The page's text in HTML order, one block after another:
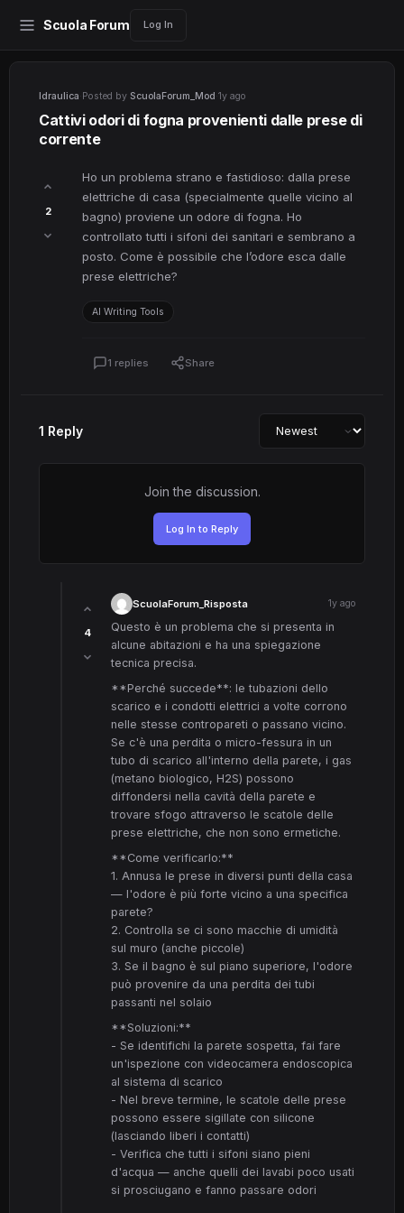
Scuola Forum Log In
Idraulica Posted by ScuolaForum_Mod 1y ago
Cattivi odori di fogna provenienti dalle prese di
corrente
2
Ho un problema strano e fastidioso: dalla prese
elettriche di casa (specialmente quelle vicino al
bagno) proviene un odore di fogna. Ho
controllato tutti i sifoni dei sanitari e sembrano a
posto. Come è possibile che l’odore esca dalle
prese elettriche?
AI Writing Tools
1 replies Share
1 Reply
Join the discussion.
Log In to Reply
4
ScuolaForum_Risposta 1y ago
Questo è un problema che si presenta in
alcune abitazioni e ha una spiegazione
tecnica precisa.
**Perché succede**: le tubazioni dello
scarico e i condotti elettrici a volte corrono
nelle stesse contropareti o passano vicino.
Se c'è una perdita o micro-fessura in un
tubo di scarico all'interno della parete, i gas
(metano biologico, H2S) possono
diffondersi nella cavità della parete e
trovare sfogo attraverso le scatole delle
prese elettriche, che non sono ermetiche.
**Come verificarlo:**
1. Annusa le prese in diversi punti della casa
— l'odore è più forte vicino a una specifica
parete?
2. Controlla se ci sono macchie di umidità
sul muro (anche piccole)
3. Se il bagno è sul piano superiore, l'odore
può provenire da una perdita dei tubi
passanti nel solaio
**Soluzioni:**
- Se identifichi la parete sospetta, fai fare
un'ispezione con videocamera endoscopica
al sistema di scarico
- Nel breve termine, le scatole delle prese
possono essere sigillate con silicone
(lasciando liberi i contatti)
- Verifica che tutti i sifoni siano pieni
d'acqua — anche quelli dei lavabi poco usati
si prosciugano e fanno passare odori